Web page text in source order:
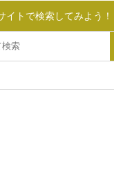
イトで検索してみよう！